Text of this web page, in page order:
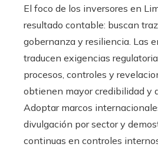
El foco de los inversores en
resultado contable: buscan
gobernanza y resiliencia. Las
traducen exigencias
procesos, controles y
obtienen mayor credibilidad y
Adoptar marcos
divulgación por sector y
continuas en controles